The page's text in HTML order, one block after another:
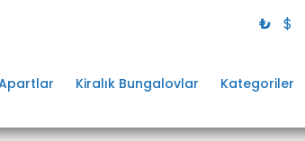
₺ $
Kiralık Bungalovlar Kategoriler